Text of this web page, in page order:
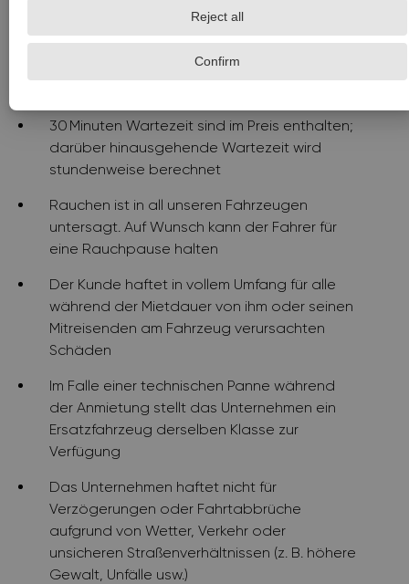
4 % des Gesamtbetrags als
Abwicklungspauschale berechnet
Die Mindestmietdauer beträgt zwei Stunden
30 Minuten Wartezeit sind im Preis enthalten;
darüber hinausgehende Wartezeit wird
stundenweise berechnet
Rauchen ist in all unseren Fahrzeugen
untersagt. Auf Wunsch kann der Fahrer für
eine Rauchpause halten
Der Kunde haftet in vollem Umfang für alle
während der Mietdauer von ihm oder seinen
Mitreisenden am Fahrzeug verursachten
Schäden
Im Falle einer technischen Panne während
der Anmietung stellt das Unternehmen ein
Ersatzfahrzeug derselben Klasse zur
Verfügung
Das Unternehmen haftet nicht für
Verzögerungen oder Fahrtabbrüche
aufgrund von Wetter, Verkehr oder
unsicheren Straßenverhältnissen (z. B. höhere
Gewalt, Unfälle usw.)